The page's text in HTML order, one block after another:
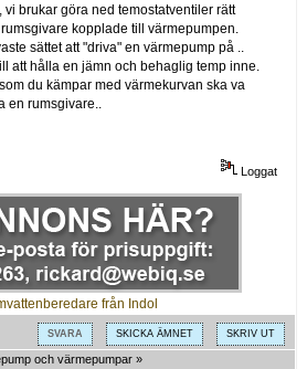
brukar göra ned temostatventiler rätt
kopplade till värmepumpen.
sättet att "driva" en värmepump på ..
att hålla en jämn och behaglig temp inne.
du kämpar med värmekurvan ska va
rumsgivare..
Loggat
SVARA SKICKA ÄMNET SKRIV UT
och värmepumpar »